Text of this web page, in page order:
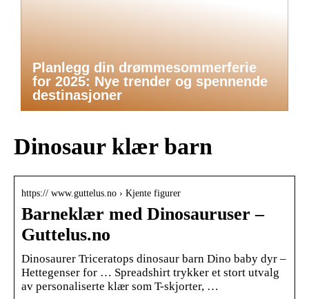
Planlegg din drømmesommerferie
for 2025: Nye trender og spennende
destinasjoner
Dinosaur klær barn
https:// www.guttelus.no › Kjente figurer
Barneklær med Dinosauruser –
Guttelus.no
Dinosaurer Triceratops dinosaur barn Dino baby dyr –
Hettegenser for … Spreadshirt trykker et stort utvalg
av personaliserte klær som T-skjorter, …